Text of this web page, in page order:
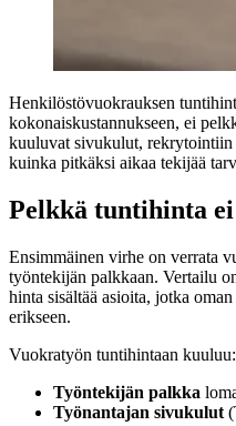
Henkilöstövuokrauksen
kokonaiskustannukseen, ei
kuuluvat sivukulut, rekrytointiin
kuinka pitkäksi aikaa tekijää
Pelkkä tuntihinta
Ensimmäinen virhe on verrata
työntekijän palkkaan. Vertailu
hinta sisältää asioita, jotka
erikseen.
Vuokratyön tuntihintaan kuuluu:
Työntekijän palkka
Työnantajan sivukulut